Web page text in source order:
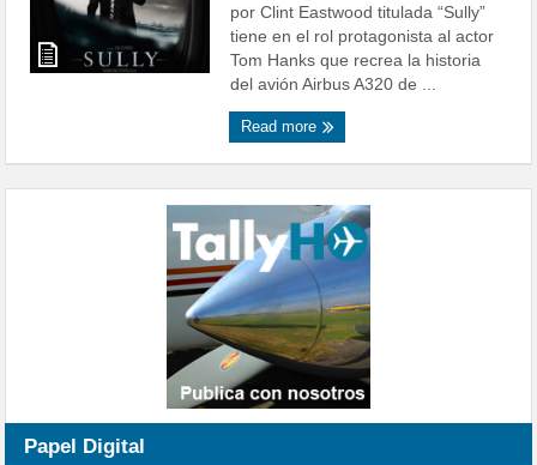
por Clint Eastwood titulada “Sully”
tiene en el rol protagonista al actor
Tom Hanks que recrea la historia
del avión Airbus A320 de ...
Read more
Papel Digital